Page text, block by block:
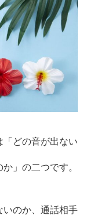
どの音が出ない
」の二つです。
いのか、通話相手